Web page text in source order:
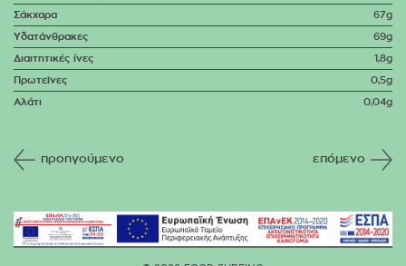
Σάκχαρα 67g
Υδατάνθρακες 69g
Διαιτητικές ίνες 1,8g
Πρωτεΐνες 0,5g
Αλάτι 0,04g
προηγούμενο επόμενο